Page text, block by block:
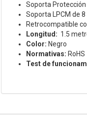
Soporta Protección
Soporta LPCM de
Retrocompatible
Longitud: 1.5
Color: Negro
Normativas: RoHS
Test de